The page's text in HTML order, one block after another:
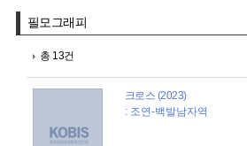
필모그래피
총 13건
크로스 (2023)
: 조연-백발남자역